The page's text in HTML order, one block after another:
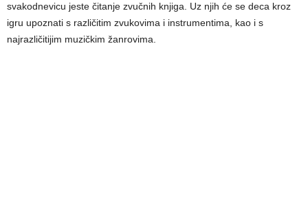
svakodnevicu jeste čitanje zvučnih knjiga. Uz njih će se deca kroz
igru upoznati s različitim zvukovima i instrumentima, kao i s
najrazličitijim muzičkim žanrovima.